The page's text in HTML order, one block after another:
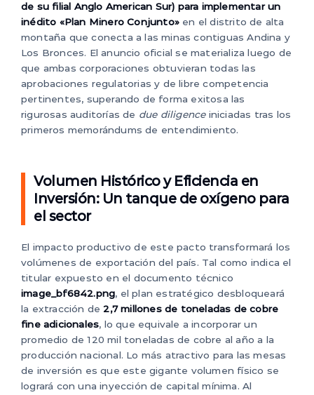
de su filial Anglo American Sur) para implementar un
inédito «Plan Minero Conjunto» en el distrito de alta
montaña que conecta a las minas contiguas Andina y
Los Bronces. El anuncio oficial se materializa luego de
que ambas corporaciones obtuvieran todas las
aprobaciones regulatorias y de libre competencia
pertinentes, superando de forma exitosa las
rigurosas auditorías de due diligenceiniciadas tras los
primeros memorándums de entendimiento.
Volumen Histórico y Eficiencia en
Inversión: Un tanque de oxígeno para
el sector
El impacto productivo de este pacto transformará los
volúmenes de exportación del país. Tal como indica el
titular expuesto en el documento técnico
image_bf6842.png, el plan estratégico desbloqueará
la extracción de2,7 millones de toneladas de cobre
fine adicionales, lo que equivale a incorporar un
promedio de 120 mil toneladas de cobre al año a la
producción nacional. Lo más atractivo para las mesas
de inversión es que este gigante volumen físico se
logrará con una inyección de capital mínima. Al